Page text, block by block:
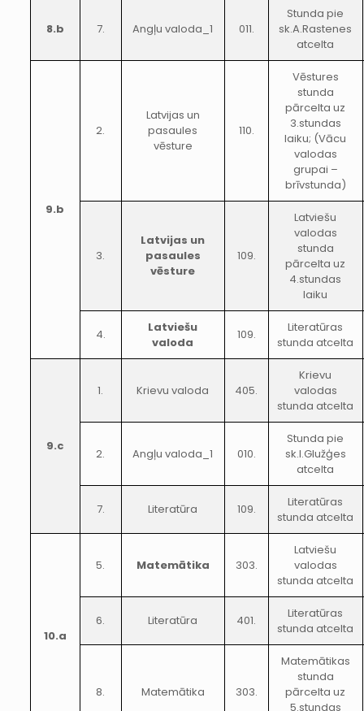
8.b 7. Angļu valoda_1 011.
Stunda pie
sk.A.Rastenes
atcelta
9.b
2.
Latvijas un
pasaules
vēsture
110.
Vēstures
stunda
pārcelta uz
3.stundas
laiku; (Vācu
valodas
grupai –
brīvstunda)
3.
Latvijas un
pasaules
vēsture
109.
Latviešu
valodas
stunda
pārcelta uz
4.stundas
laiku
4.
Latviešu
valoda
109.
Literatūras
stunda atcelta
9.c
1. Krievu valoda 405.
Krievu
valodas
stunda atcelta
2. Angļu valoda_1 010.
Stunda pie
sk.I.Glužģes
atcelta
7. Literatūra 109.
Literatūras
stunda atcelta
10.a
5. Matemātika 303.
Latviešu
valodas
stunda atcelta
6. Literatūra 401.
Literatūras
stunda atcelta
8. Matemātika 303.
Matemātikas
stunda
pārcelta uz
5.stundas